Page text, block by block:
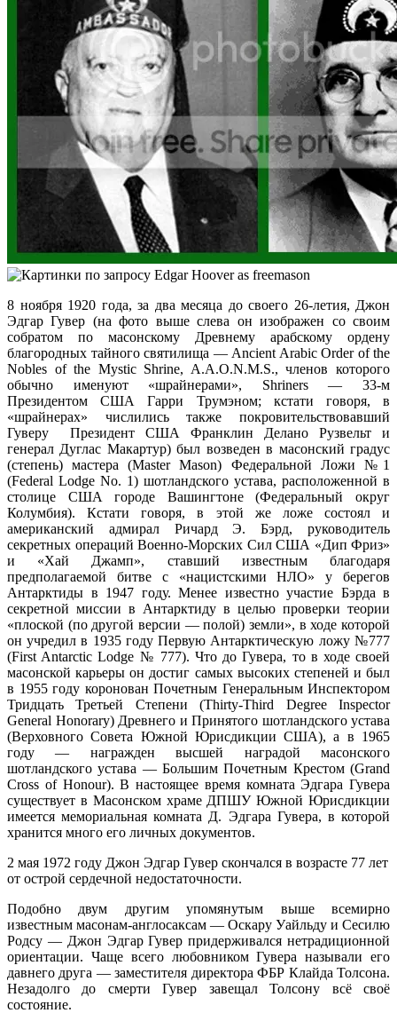
8 ноября 1920 года, за два месяца до своего 26-летия, Джон
Эдгар Гувер (на фото выше слева он изображен со своим
собратом по масонскому Древнему арабскому ордену
благородных тайного святилища — Ancient Arabic Order of the
Nobles of the Mystic Shrine, A.A.O.N.M.S., членов которого
обычно именуют «шрайнерами», Shriners — 33-м
Президентом США Гарри Трумэном; кстати говоря, в
«шрайнерах» числились также покровительствовавший
Гуверу Президент США Франклин Делано Рузвельт и
генерал Дуглас Макартур) был возведен в масонский градус
(степень) мастера (Master Mason) Федеральной Ложи №1
(Federal Lodge No. 1) шотландского устава, расположенной в
столице США городе Вашингтоне (Федеральный округ
Колумбия). Кстати говоря, в этой же ложе состоял и
американский адмирал Ричард Э. Бэрд, руководитель
секретных операций Военно-Морских Сил США «Дип Фриз»
и «Хай Джамп», ставший известным благодаря
предполагаемой битве с «нацистскими НЛО» у берегов
Антарктиды в 1947 году. Менее известно участие Бэрда в
секретной миссии в Антарктиду в целью проверки теории
«плоской (по другой версии — полой) земли», в ходе которой
он учредил в 1935 году Первую Антарктическую ложу №777
(First Antarctic Lodge № 777). Что до Гувера, то в ходе своей
масонской карьеры он достиг самых высоких степеней и был
в 1955 году коронован Почетным Генеральным Инспектором
Тридцать Третьей Степени (Thirty-Third Degree Inspector
General Honorary) Древнего и Принятого шотландского устава
(Верховного Совета Южной Юрисдикции США), а в 1965
году — награжден высшей наградой масонского
шотландского устава — Большим Почетным Крестом (Grand
Cross of Honour). В настоящее время комната Эдгара Гувера
существует в Масонском храме ДПШУ Южной Юрисдикции
имеется мемориальная комната Д. Эдгара Гувера, в которой
хранится много его личных документов.
2 мая 1972 году Джон Эдгар Гувер скончался в возрасте 77 лет
от острой сердечной недостаточности.
Подобно двум другим упомянутым выше всемирно
известным масонам-англосаксам — Оскару Уайльду и Сесилю
Родсу — Джон Эдгар Гувер придерживался нетрадиционной
ориентации. Чаще всего любовником Гувера называли его
давнего друга — заместителя директора ФБР Клайда Толсона.
Незадолго до смерти Гувер завещал Толсону всё своё
состояние.